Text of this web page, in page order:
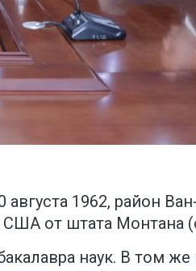
августа 1962, район
США от штата Монтана
наук. В том